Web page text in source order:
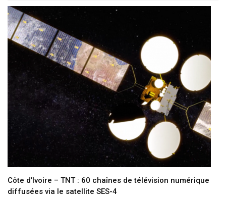
Côte d’Ivoire – TNT : 60 chaînes de télévision numérique
diffusées via le satellite SES-4